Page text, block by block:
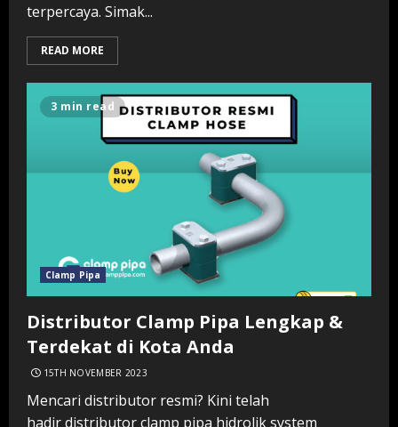
terpercaya. Simak...
READ MORE
3 min read
Clamp Pipa
Distributor Clamp Pipa Lengkap &
Terdekat di Kota Anda
15TH NOVEMBER 2023
Mencari distributor resmi? Kini telah
hadir distributor clamp pipa hidrolik system